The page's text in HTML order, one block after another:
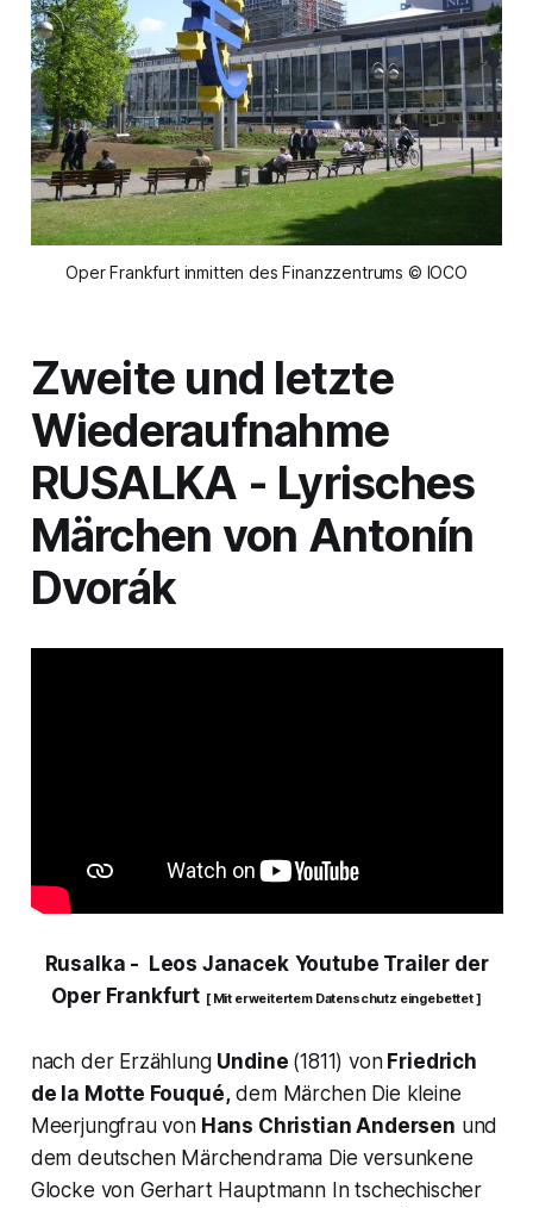
Oper Frankfurt inmitten des Finanzzentrums © IOCO
Zweite und letzte
Wiederaufnahme
RUSALKA - Lyrisches
Märchen von Antonín
Dvorák
Rusalka - Leos Janacek Youtube Trailer der
Oper Frankfurt [ Mit erweitertem Datenschutz eingebettet ]
nach der Erzählung Undine (1811) vonFriedrich
de la Motte Fouqué,dem Märchen Die kleine
Meerjungfrau vonHans Christian Andersen und
dem deutschen Märchendrama Die versunkene
Glocke von Gerhart Hauptmann In tschechischer